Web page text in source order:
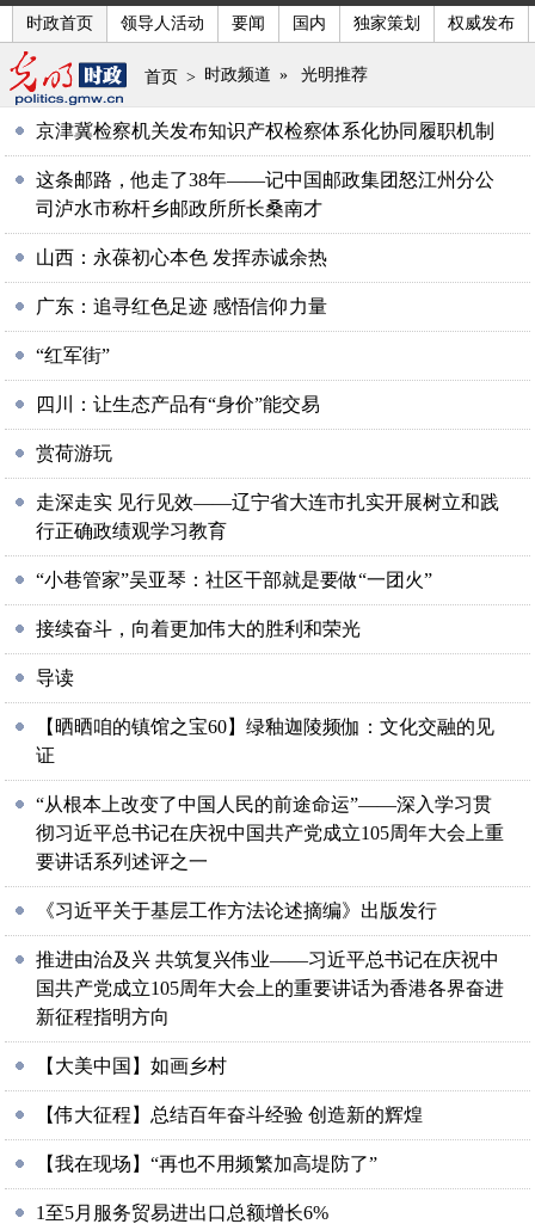
时政首页 领导人活动 要闻 国内 独家策划 权威发布
首页 > 时政频道 » 光明推荐
京津冀检察机关发布知识产权检察体系化协同履职机制
这条邮路，他走了38年——记中国邮政集团怒江州分公
司泸水市称杆乡邮政所所长桑南才
山西：永葆初心本色 发挥赤诚余热
广东：追寻红色足迹 感悟信仰力量
“红军街”
四川：让生态产品有“身价”能交易
赏荷游玩
走深走实 见行见效——辽宁省大连市扎实开展树立和践
行正确政绩观学习教育
“小巷管家”吴亚琴：社区干部就是要做“一团火”
接续奋斗，向着更加伟大的胜利和荣光
导读
【晒晒咱的镇馆之宝60】绿釉迦陵频伽：文化交融的见
证
“从根本上改变了中国人民的前途命运”——深入学习贯
彻习近平总书记在庆祝中国共产党成立105周年大会上重
要讲话系列述评之一
《习近平关于基层工作方法论述摘编》出版发行
推进由治及兴 共筑复兴伟业——习近平总书记在庆祝中
国共产党成立105周年大会上的重要讲话为香港各界奋进
新征程指明方向
【大美中国】如画乡村
【伟大征程】总结百年奋斗经验 创造新的辉煌
【我在现场】“再也不用频繁加高堤防了”
1至5月服务贸易进出口总额增长6%